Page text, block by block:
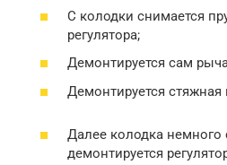
С колодки снимается
регулятора;
Демонтируется сам
Демонтируется
Далее колодка немного
демонтируется